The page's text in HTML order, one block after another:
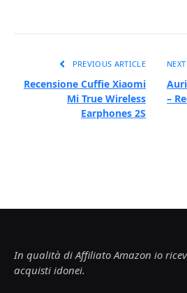
PREVIOUS ARTICLE
Recensione Cuffie Xiaomi
Mi True Wireless
Earphones 2S
–
In qualità di Affiliato Amazon io
acquisti idonei.